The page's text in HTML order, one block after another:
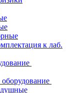
к лаб.